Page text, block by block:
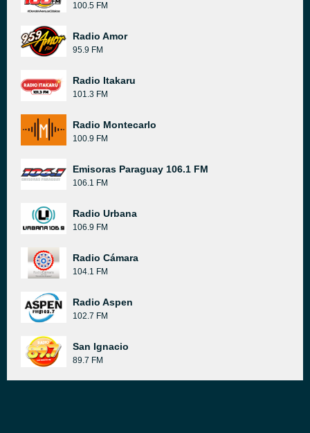
100.5 FM
Radio Amor
95.9 FM
Radio Itakaru
101.3 FM
Radio Montecarlo
100.9 FM
Emisoras Paraguay 106.1 FM
106.1 FM
Radio Urbana
106.9 FM
Radio Cámara
104.1 FM
Radio Aspen
102.7 FM
San Ignacio
89.7 FM